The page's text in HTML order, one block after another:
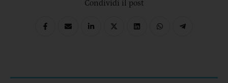
Condividi il post